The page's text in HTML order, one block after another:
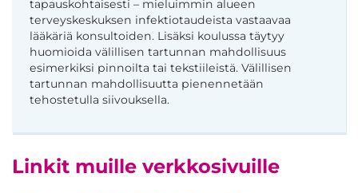
tapauskohtaisesti – mieluimmin alueen
terveyskeskuksen infektiotaudeista vastaavaa
lääkäriä konsultoiden. Lisäksi koulussa täytyy
huomioida välillisen tartunnan mahdollisuus
esimerkiksi pinnoilta tai tekstiileistä. Välillisen
tartunnan mahdollisuutta pienennetään
tehostetulla siivouksella.
Linkit muille verkkosivuille